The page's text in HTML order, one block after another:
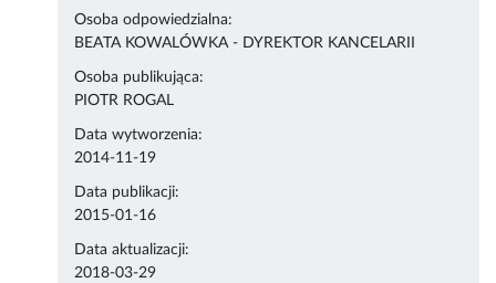
Osoba odpowiedzialna:
BEATA KOWALÓWKA - DYREKTOR KANCELARII
Osoba publikująca:
PIOTR ROGAL
Data wytworzenia:
2014-11-19
Data publikacji:
2015-01-16
Data aktualizacji:
2018-03-29